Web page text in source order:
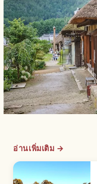
อ่านเพิ่มเติม →